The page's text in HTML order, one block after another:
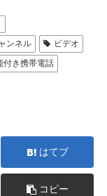
ンネル
ビデオ
付き携帯電話
はてブ
コピー